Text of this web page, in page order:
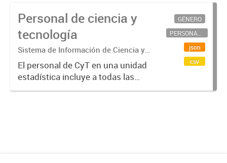
Personal de ciencia y
tecnología
Sistema de Información de Ciencia y
Tecnología Argentino (SICYTAR)
El personal de CyT en una unidad
estadística incluye a todas las
personas involucradas
GÉNERO
PERSONAL CIENTÍFICO-TECNOLÓGICO
json
csv